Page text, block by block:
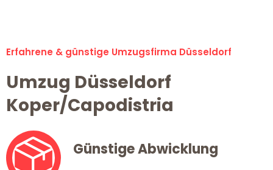
Erfahrene & günstige Umzugsfirma Düsseldorf
Umzug Düsseldorf
Koper/Capodistria
Günstige Abwicklung